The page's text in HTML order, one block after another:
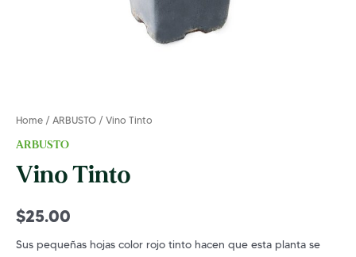
Home / ARBUSTO / Vino Tinto
ARBUSTO
Vino Tinto
$25.00
Sus pequeñas hojas color rojo tinto hacen que esta planta se